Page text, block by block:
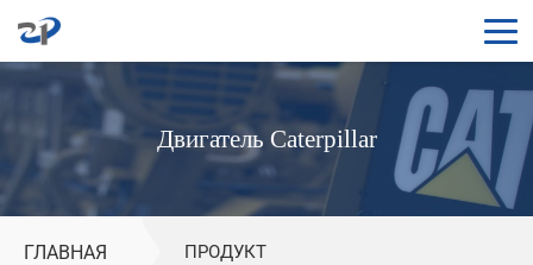
Двигатели
Caterpillar
продажу
|
Дизельные
Двигатель Caterpillar
ГЛАВНАЯ ПРОДУКТ